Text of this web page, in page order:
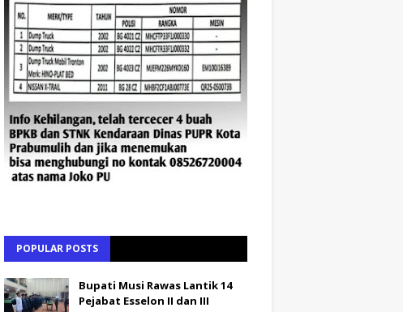
POPULAR POSTS
Bupati Musi Rawas Lantik 14
Pejabat Esselon II dan III